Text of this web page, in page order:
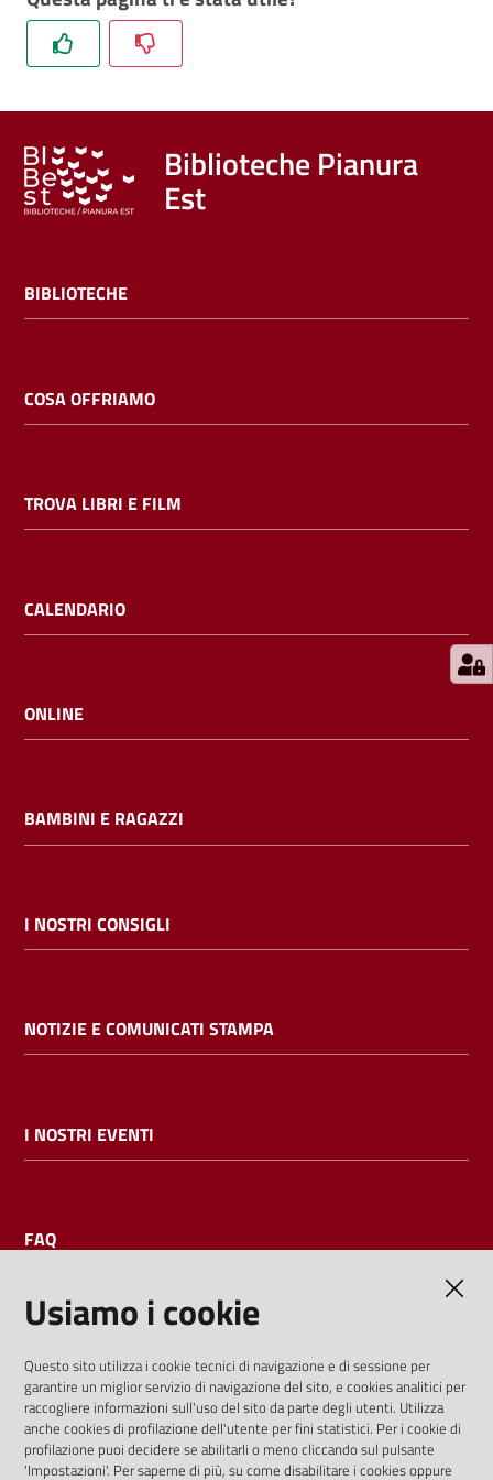
libri
Calendario
Bambini
e
E
m
i
b
Contatti
Biblioteche Pianura
Est
BIBLIOTECHE
COSA OFFRIAMO
TROVA LIBRI E FILM
CALENDARIO
ONLINE
BAMBINI E RAGAZZI
I NOSTRI CONSIGLI
NOTIZIE E COMUNICATI STAMPA
I NOSTRI EVENTI
FAQ
I dati personali pubblicati sono riutilizzabili solo alle condizioni
previste dalla direttiva comunitaria 2003/98/CE e dal d.lgs.
36/2006
Usiamo i cookie
Questo sito utilizza i cookie tecnici di navigazione e di sessione per
garantire un miglior servizio di navigazione del sito, e cookies analitici per
raccogliere informazioni sull'uso del sito da parte degli utenti. Utilizza
anche cookies di profilazione dell'utente per fini statistici. Per i cookie di
profilazione puoi decidere se abilitarli o meno cliccando sul pulsante
'Impostazioni'. Per saperne di più, su come disabilitare i cookies oppure